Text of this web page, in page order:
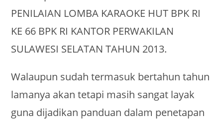
PENILAIAN LOMBA KARAOKE HUT BPK RI
KE 66 BPK RI KANTOR PERWAKILAN
SULAWESI SELATAN TAHUN 2013.
Walaupun sudah termasuk bertahun tahun
lamanya akan tetapi masih sangat layak
guna dijadikan panduan dalam penetapan